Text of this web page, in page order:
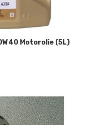
Motorolie (5L)